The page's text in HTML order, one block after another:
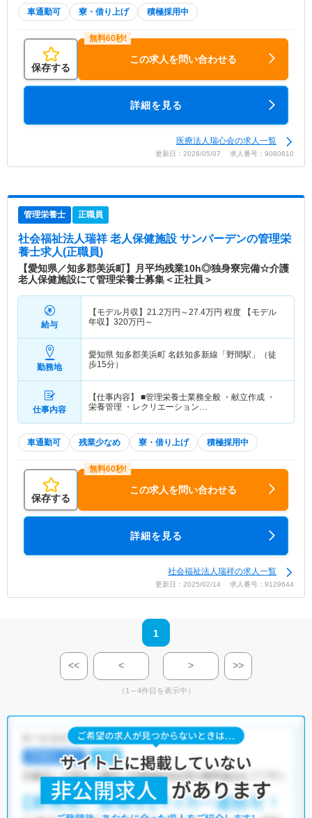
車通勤可 寮・借り上げ 積極採用中
保存する
この求人を問い合わせる
詳細を見る
医療法人瑞心会の求人一覧
更新日：2026/05/07 求人番号：9080610
管理栄養士 正職員
社会福祉法人瑞祥 老人保健施設 サンバーデンの管理栄
養士求人(正職員)
【愛知県／知多郡美浜町】月平均残業10h◎独身寮完備☆介護
老人保健施設にて管理栄養士募集＜正社員＞
給与
【モデル月収】 21.2万円～27.4万円 程度 【モデル
年収】 320万円～
勤務地
愛知県 知多郡美浜町 名鉄知多新線「野間駅」（徒
歩15分）
仕事内容
【仕事内容】 ■管理栄養士業務全般 ・献立作成 ・
栄養管理 ・レクリエーション…
車通勤可 残業少なめ 寮・借り上げ 積極採用中
保存する
この求人を問い合わせる
詳細を見る
社会福祉法人瑞祥の求人一覧
更新日：2025/02/14 求人番号：9129644
1
<< < > >>
（1～4件目を表示中）